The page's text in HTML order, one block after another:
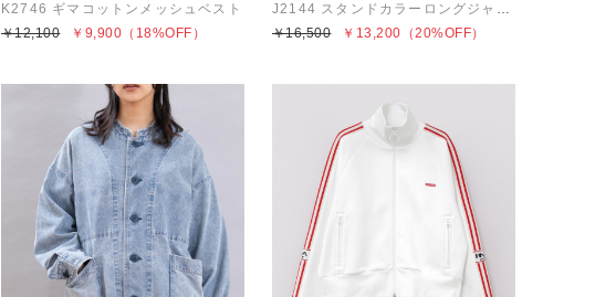
K2746 ギマコットンメッシュベスト
￥9,900
￥12,100 （18%OFF）
J2144 スタンドカラーロングジャケット
￥13,200
￥16,500 （20%OFF）